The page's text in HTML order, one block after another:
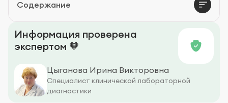
Содержание
Профилактика запоров
Информация проверена
экспертом 🧡
Цыганова Ирина Викторовна
Специалист клинической лабораторной
диагностики